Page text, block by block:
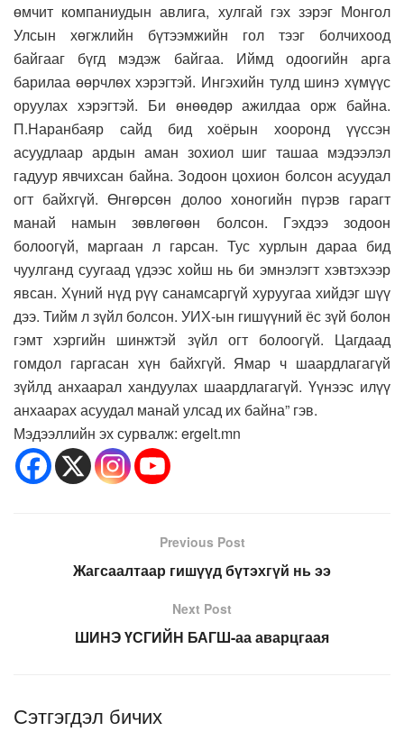
өмчит компаниудын авлига, хулгай гэх зэрэг Монгол
Улсын хөгжлийн бүтээмжийн гол тээг болчихоод
байгааг бүгд мэдэж байгаа. Иймд одоогийн арга
барилаа өөрчлөх хэрэгтэй. Ингэхийн тулд шинэ хүмүүс
оруулах хэрэгтэй. Би өнөөдөр ажилдаа орж байна.
П.Наранбаяр сайд бид хоёрын хооронд үүссэн
асуудлаар ардын аман зохиол шиг ташаа мэдээлэл
гадуур явчихсан байна. Зодоон цохион болсон асуудал
огт байхгүй. Өнгөрсөн долоо хоногийн пүрэв гарагт
манай намын зөвлөгөөн болсон. Гэхдээ зодоон
болоогүй, маргаан л гарсан. Тус хурлын дараа бид
чуулганд суугаад үдээс хойш нь би эмнэлэгт хэвтэхээр
явсан. Хүний нүд рүү санамсаргүй хуруугаа хийдэг шүү
дээ. Тийм л зүйл болсон. УИХ-ын гишүүний ёс зүй болон
гэмт хэргийн шинжтэй зүйл огт болоогүй. Цагдаад
гомдол гаргасан хүн байхгүй. Ямар ч шаардлагагүй
зүйлд анхаарал хандуулах шаардлагагүй. Үүнээс илүү
анхаарах асуудал манай улсад их байна” гэв.
Мэдээллийн эх сурвалж: ergelt.mn
Previous Post
Жагсаалтаар гишүүд бүтэхгүй нь ээ
Next Post
ШИНЭ ҮСГИЙН БАГШ-аа аварцгаая
Сэтгэгдэл бичих